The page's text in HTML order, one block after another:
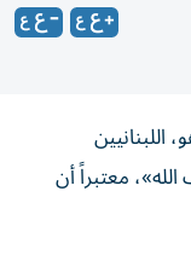
اللبنانيين
معتبراً أن